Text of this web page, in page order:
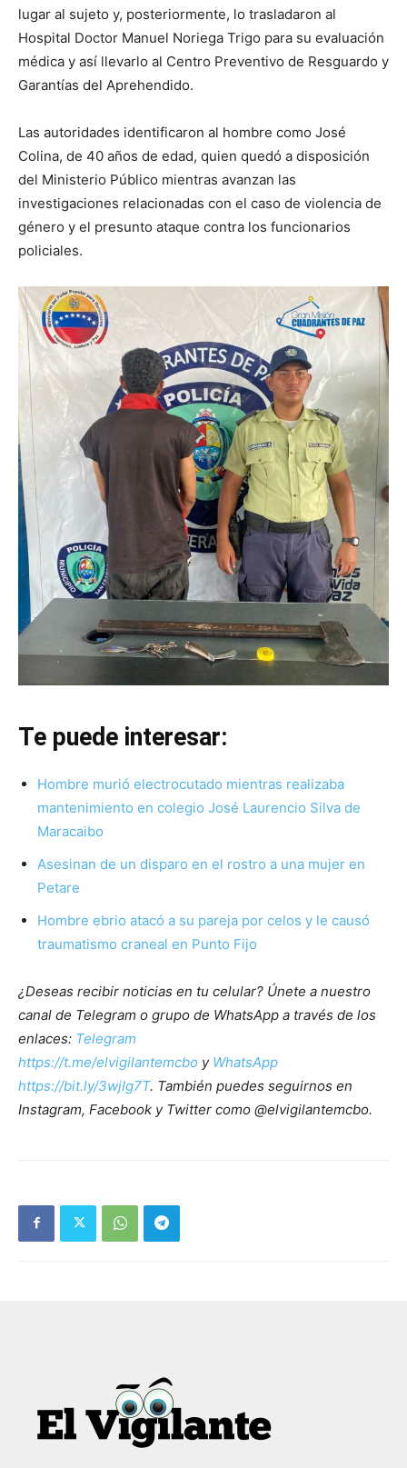
lugar al sujeto y, posteriormente, lo trasladaron al
Hospital Doctor Manuel Noriega Trigo para su evaluación
médica y así llevarlo al Centro Preventivo de Resguardo y
Garantías del Aprehendido.
Las autoridades identificaron al hombre como José
Colina, de 40 años de edad, quien quedó a disposición
del Ministerio Público mientras avanzan las
investigaciones relacionadas con el caso de violencia de
género y el presunto ataque contra los funcionarios
policiales.
Te puede interesar:
Hombre murió electrocutado mientras realizaba
mantenimiento en colegio José Laurencio Silva de
Maracaibo
Asesinan de un disparo en el rostro a una mujer en
Petare
Hombre ebrio atacó a su pareja por celos y le causó
traumatismo craneal en Punto Fijo
¿Deseas recibir noticias en tu celular? Únete a nuestro
canal de Telegram o grupo de WhatsApp a través de los
enlaces: Telegram
https://t.me/elvigilantemcbo y WhatsApp
https://bit.ly/3wjIg7T. También puedes seguirnos en
Instagram, Facebook y Twitter como @elvigilantemcbo.